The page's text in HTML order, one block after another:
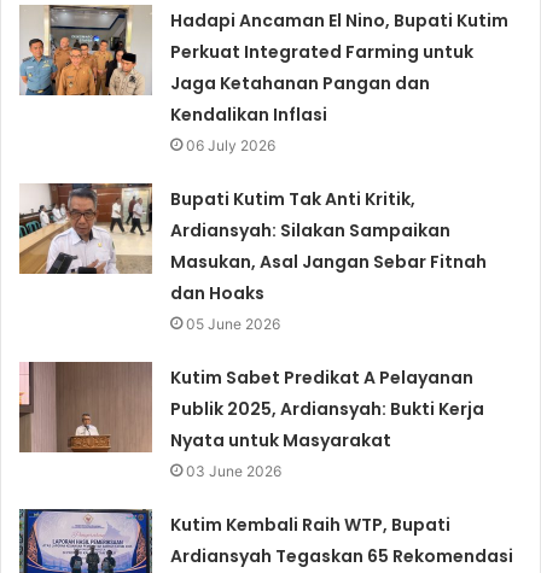
Hadapi Ancaman El Nino, Bupati Kutim
Perkuat Integrated Farming untuk
Jaga Ketahanan Pangan dan
Kendalikan Inflasi
06 July 2026
Bupati Kutim Tak Anti Kritik,
Ardiansyah: Silakan Sampaikan
Masukan, Asal Jangan Sebar Fitnah
dan Hoaks
05 June 2026
Kutim Sabet Predikat A Pelayanan
Publik 2025, Ardiansyah: Bukti Kerja
Nyata untuk Masyarakat
03 June 2026
Kutim Kembali Raih WTP, Bupati
Ardiansyah Tegaskan 65 Rekomendasi